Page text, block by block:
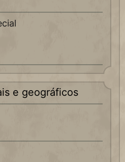
e geográficos